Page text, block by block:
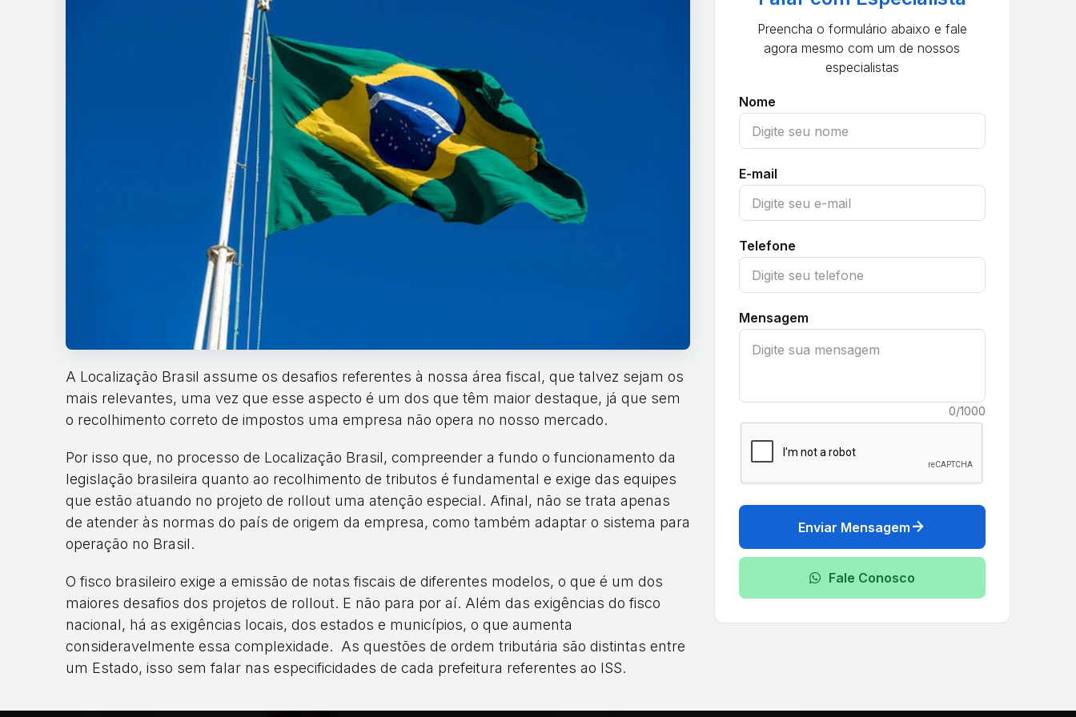
A Localização Brasil assume os desafios referentes à nossa área fiscal, que talvez sejam os
mais relevantes, uma vez que esse aspecto é um dos que têm maior destaque, já que sem
o recolhimento correto de impostos uma empresa não opera no nosso mercado.
Por isso que, no processo de Localização Brasil, compreender a fundo o funcionamento da
legislação brasileira quanto ao recolhimento de tributos é fundamental e exige das equipes
que estão atuando no projeto de rollout uma atenção especial. Afinal, não se trata apenas
de atender às normas do país de origem da empresa, como também adaptar o sistema para
operação no Brasil.
O fisco brasileiro exige a emissão de notas fiscais de diferentes modelos, o que é um dos
maiores desafios dos projetos de rollout. E não para por aí. Além das exigências do fisco
nacional, há as exigências locais, dos estados e municípios, o que aumenta
consideravelmente essa complexidade. As questões de ordem tributária são distintas entre
um Estado, isso sem falar nas especificidades de cada prefeitura referentes ao ISS.
Preencha o formulário abaixo e fale
agora mesmo com um de nossos
especialistas
Nome
E-mail
Telefone
Mensagem
0/1000
Enviar Mensagem arrow_forward
Fale Conosco